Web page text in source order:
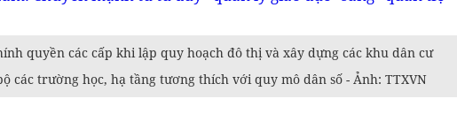
quyền các cấp khi lập quy hoạch đô thị và xây dựng các khu dân cư
các trường học, hạ tầng tương thích với quy mô dân số - Ảnh: TTXVN